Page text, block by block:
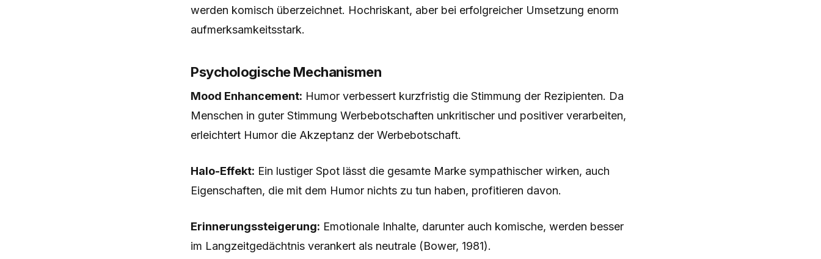
werden komisch überzeichnet. Hochriskant, aber bei erfolgreicher Umsetzung enorm
aufmerksamkeitsstark.
Psychologische Mechanismen
Mood Enhancement: Humor verbessert kurzfristig die Stimmung der Rezipienten. Da
Menschen in guter Stimmung Werbebotschaften unkritischer und positiver verarbeiten,
erleichtert Humor die Akzeptanz der Werbebotschaft.
Halo-Effekt: Ein lustiger Spot lässt die gesamte Marke sympathischer wirken, auch
Eigenschaften, die mit dem Humor nichts zu tun haben, profitieren davon.
Erinnerungssteigerung: Emotionale Inhalte, darunter auch komische, werden besser
im Langzeitgedächtnis verankert als neutrale (Bower, 1981).